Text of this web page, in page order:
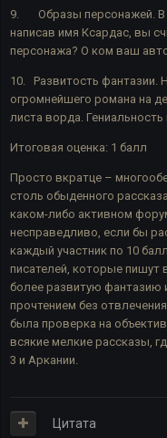
9.
Образы персонажей. В
написав имя Ксардас, вы
персонажа? О ком ваш
10.
Развитость фантазии.
огромнейшего романа на
листа ворда.
Итоговая оценка: 1 балл
Просто вкратце –
столь обыденного
каком-либо активном
несправедливо, если бы
каждый участник по 10
писателей, которые
более развитую фантазию
прочтением без
была проверка на
всякие мелкие рассказы,
3 и Аркании.
Цитата